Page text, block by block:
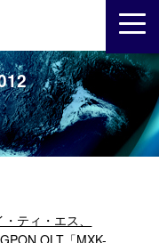
ティ・エス、
OLT「MXK-